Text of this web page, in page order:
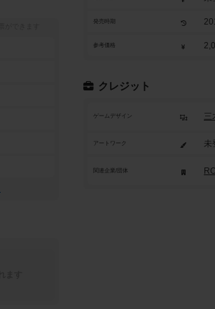
発売時期
参考価格
クレジット
ゲームデザイン 三
アートワーク 未
関連企業/団体